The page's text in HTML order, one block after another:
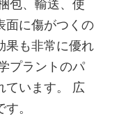
包、輸送、使
面に傷がつくの
果も非常に優れ
プラントのパ
ています。 広
。